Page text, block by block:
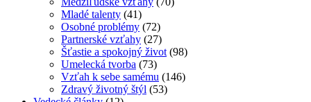
Mladé talenty (41)
Osobné problémy (72)
Partnerské vzťahy (27)
Šťastie a spokojný život (98)
Umelecká tvorba (73)
Vzťah k sebe samému (146)
Zdravý životný štýl (53)